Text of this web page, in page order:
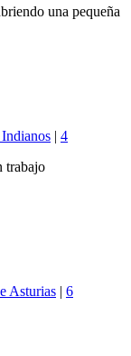
una pequeña
| 4
trabajo
Asturias | 6